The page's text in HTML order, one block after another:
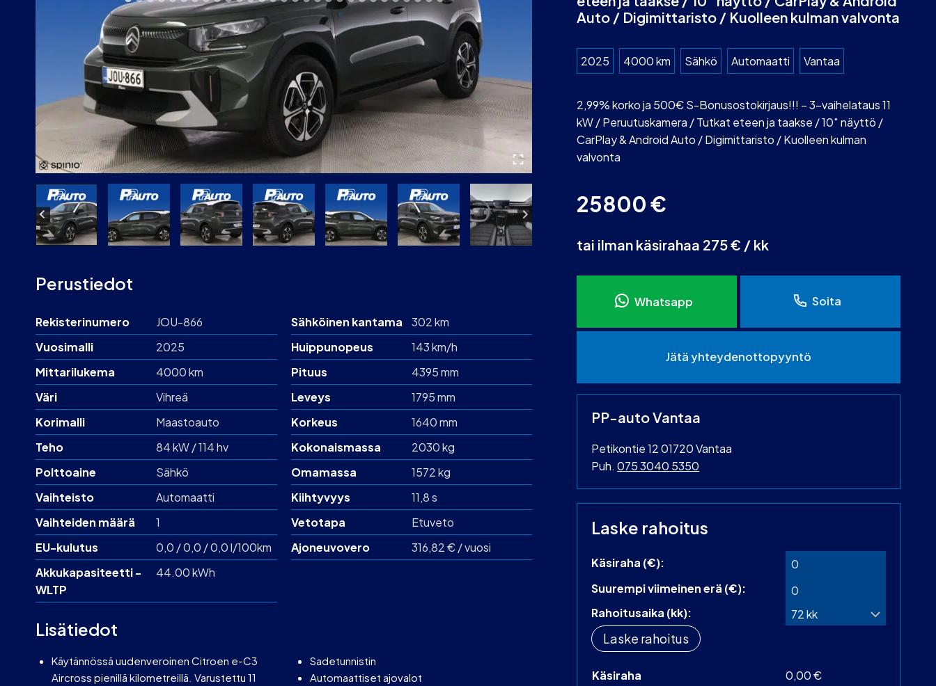
Perustiedot
Rekisterinumero
JOU-866
Vuosimalli
2025
Mittarilukema
4000 km
Väri
Vihreä
Korimalli
Maastoauto
Teho
84 kW / 114 hv
Polttoaine
Sähkö
Vaihteisto
Automaatti
Vaihteiden määrä
1
EU-kulutus
0,0 / 0,0 / 0,0 l/100km
Akku­kapasiteetti -
WLTP
44.00 kWh
Sähköinen kantama
302 km
Huippunopeus
143 km/h
Pituus
4395 mm
Leveys
1795 mm
Korkeus
1640 mm
Kokonaismassa
2030 kg
Omamassa
1572 kg
Kiihtyvyys
11,8 s
Vetotapa
Etuveto
Ajoneuvovero
316,82 € / vuosi
Lisätiedot
Käytännössä uudenveroinen Citroen e-C3
Aircross pienillä kilometreillä. Varustettu 11
Sadetunnistin
Automaattiset ajovalot
Auto / Digimittaristo / Kuolleen kulman valvonta
2025 4000 km Sähkö Automaatti Vantaa
2,99% korko ja 500€ S-Bonusostokirjaus!!! – 3-vaihelataus 11
kW / Peruutuskamera / Tutkat eteen ja taakse / 10″ näyttö /
CarPlay & Android Auto / Digimittaristo / Kuolleen kulman
valvonta
25800€
tai ilman käsirahaa 275 € / kk
Whatsapp Soita
Jätä yhteydenottopyyntö
PP-auto Vantaa
Petikontie 12 01720 Vantaa
Puh.075 3040 5350
Laske rahoitus
Käsiraha (€):
Suurempi viimeinen erä (€):
Rahoitusaika (kk):
Laske rahoitus
Käsiraha
0,00 €